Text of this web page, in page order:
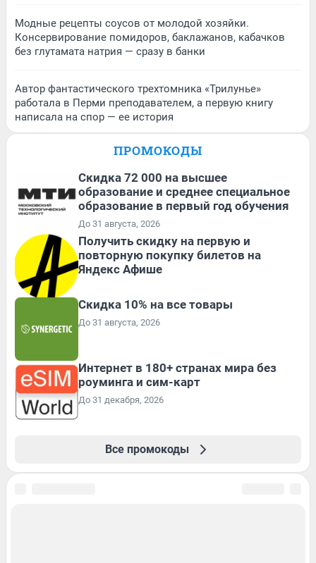
Модные рецепты соусов от молодой хозяйки.
Консервирование помидоров, баклажанов, кабачков
без глутамата натрия — сразу в банки
Автор фантастического трехтомника «Трилунье»
работала в Перми преподавателем, а первую книгу
написала на спор — ее история
ПРОМОКОДЫ
Скидка 72 000 на высшее
образование и среднее специальное
образование в первый год обучения
До 31 августа, 2026
Получить скидку на первую и
повторную покупку билетов на
Яндекс Афише
Скидка 10% на все товары
До 31 августа, 2026
Интернет в 180+ странах мира без
роуминга и сим-карт
До 31 декабря, 2026
Все промокоды